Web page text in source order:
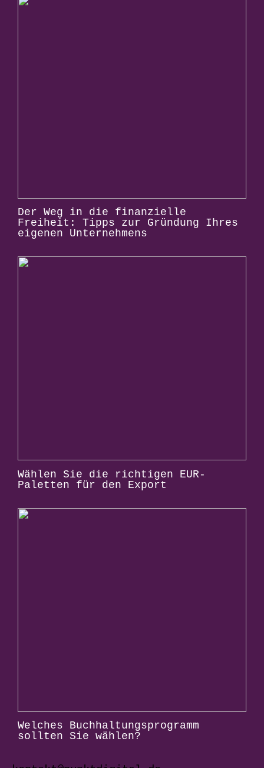
Der Weg in die finanzielle
Freiheit: Tipps zur Gründung Ihres
eigenen Unternehmens
Wählen Sie die richtigen EUR-
Paletten für den Export
Welches Buchhaltungsprogramm
sollten Sie wählen?